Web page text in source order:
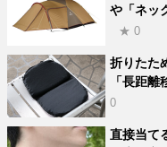
や「ネッ
★ 0
折りたた
「長距
0
直接当て